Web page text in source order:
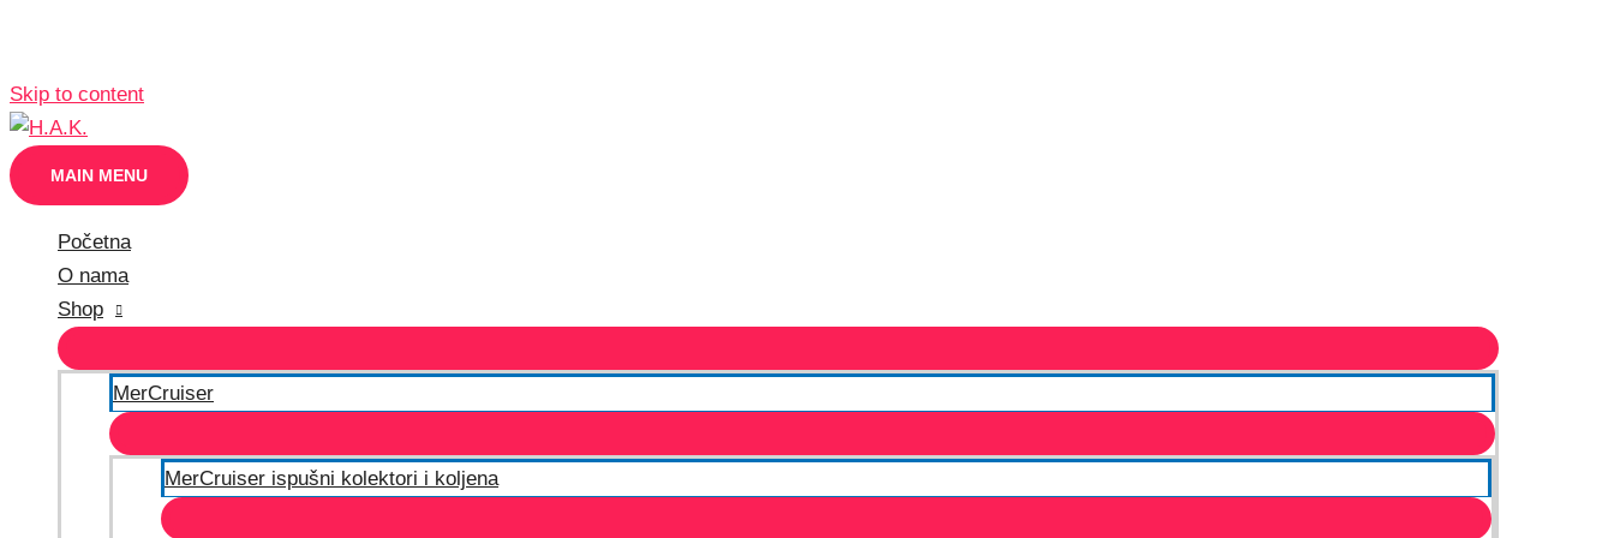
Skip to content
MAIN MENU
Početna
O nama
Shop
MerCruiser
MerCruiser ispušni kolektori i koljena